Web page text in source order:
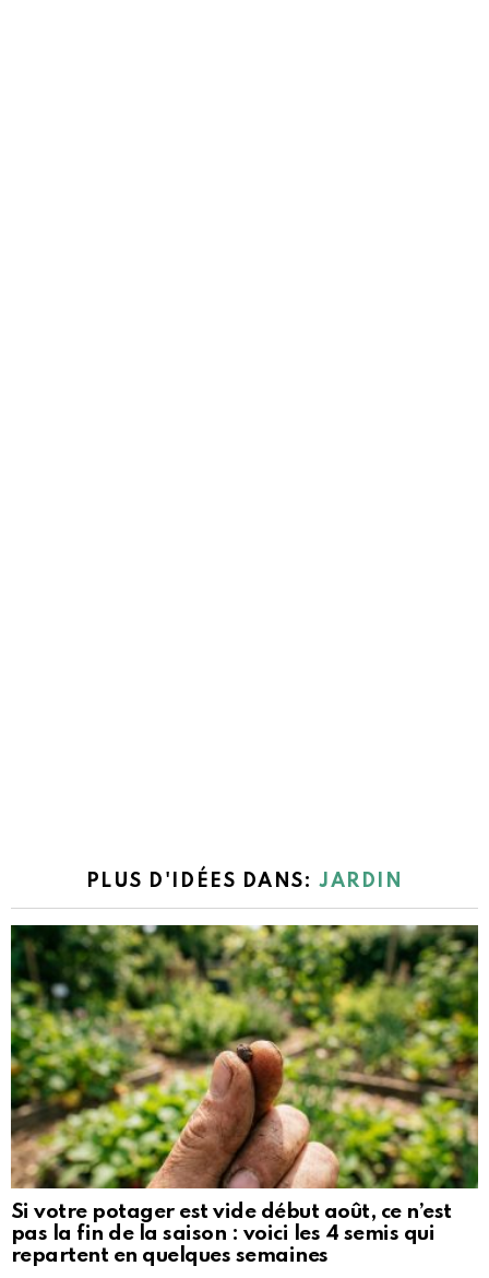
PLUS D'IDÉES DANS:JARDIN
Si votre potager est vide début août, ce n’est
pas la fin de la saison : voici les 4 semis qui
repartent en quelques semaines